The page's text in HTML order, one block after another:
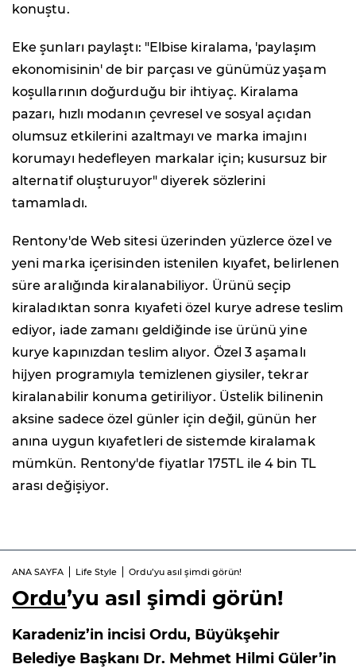
konuştu.
Eke şunları paylaştı: "Elbise kiralama, 'paylaşım
ekonomisinin' de bir parçası ve günümüz yaşam
koşullarının doğurduğu bir ihtiyaç. Kiralama
pazarı, hızlı modanın çevresel ve sosyal açıdan
olumsuz etkilerini azaltmayı ve marka imajını
korumayı hedefleyen markalar için; kusursuz bir
alternatif oluşturuyor" diyerek sözlerini
tamamladı.
Rentony'de Web sitesi üzerinden yüzlerce özel ve
yeni marka içerisinden istenilen kıyafet, belirlenen
süre aralığında kiralanabiliyor. Ürünü seçip
kiraladıktan sonra kıyafeti özel kurye adrese teslim
ediyor, iade zamanı geldiğinde ise ürünü yine
kurye kapınızdan teslim alıyor. Özel 3 aşamalı
hijyen programıyla temizlenen giysiler, tekrar
kiralanabilir konuma getiriliyor. Üstelik bilinenin
aksine sadece özel günler için değil, günün her
anına uygun kıyafetleri de sistemde kiralamak
mümkün. Rentony'de fiyatlar 175TL ile 4 bin TL
arası değişiyor.
ANA SAYFA Life Style Ordu’yu asıl şimdi görün!
Ordu’yu asıl şimdi görün!
Karadeniz’in incisi Ordu, Büyükşehir
Belediye Başkanı Dr. Mehmet Hilmi Güler’in